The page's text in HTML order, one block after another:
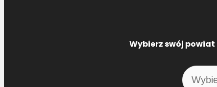
Wybierz swój powiat